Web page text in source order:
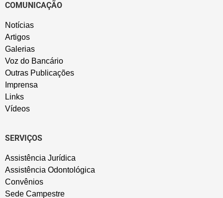
COMUNICAÇÃO
Notícias
Artigos
Galerias
Voz do Bancário
Outras Publicações
Imprensa
Links
Vídeos
SERVIÇOS
Assistência Jurídica
Assistência Odontológica
Convênios
Sede Campestre